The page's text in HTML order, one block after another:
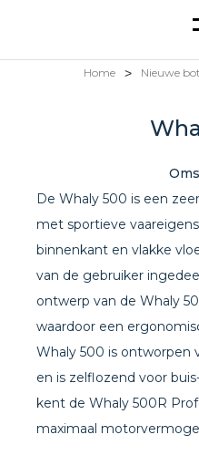
Home > Nieuwe
De Whaly 500 is een
met sportieve
binnenkant en vlakke
van de gebruiker
ontwerp van de Whaly
waardoor een
Whaly 500 is ontworpen
en is zelflozend voor
kent de Whaly 500R
maximaal